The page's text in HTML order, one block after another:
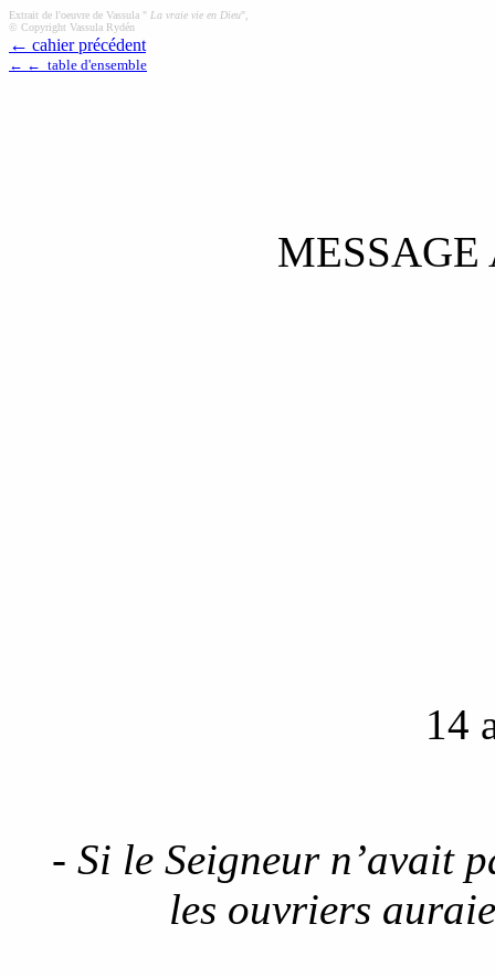
Extrait de l'oeuvre de Vassula " La vraie vie en Dieu",
© Copyright Vassula Rydén
← cahier précédent
← ← table d'ensemble
14
- Si le Seigneur n’avait
les ouvriers